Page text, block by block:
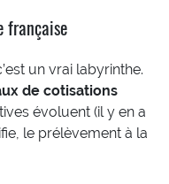
française
un vrai labyrinthe.
de cotisations
évoluent (il y en a
le prélèvement à la